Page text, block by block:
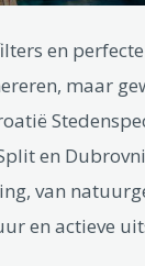
en
maar
en
van
en actieve